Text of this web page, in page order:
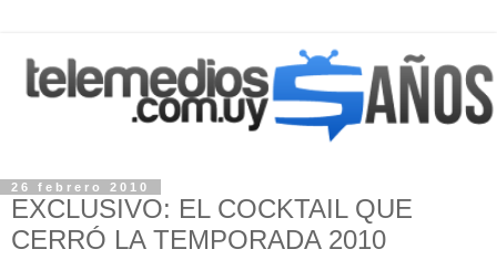
26 febrero 2010
EXCLUSIVO: EL COCKTAIL QUE
CERRÓ LA TEMPORADA 2010